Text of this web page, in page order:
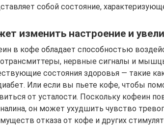
собой состояние,
изменить настроение и
в кофе обладает способностью
нервные сигналы и
состояния здоровья — такие
Или если вы пьете кофе, чтобы
от усталости. Поскольку кофеин
он может ухудшить чувство
отказа от кофе и других